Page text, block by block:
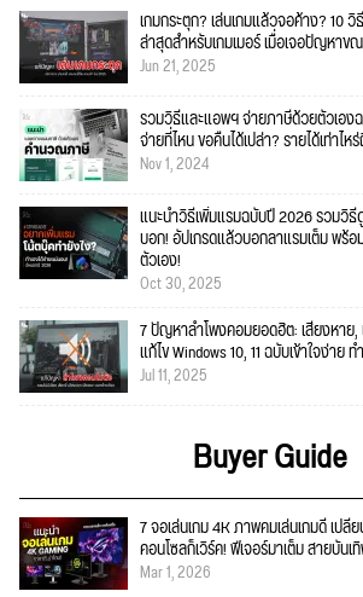
เกมกระตุก? เล่นเกมแล้วจอค้าง? 10
ล่าสุดสำหรับเกมเมอร์ เมื่อเจอปัญหาข
Jun 21, 2025
รวมวิธีและแอพฯ จ่ายภาษีด้วยตัวเอง
จ่ายที่ไหน ขอคืนได้เปล่า? รายได้เท่าไ
Nov 1, 2024
แนะนำวิธีเพิ่มแรมฉบับปี 2026 รวมวิธี
บอก! อัปเกรดแล้วบอกลาแรมเต็ม พร้
ตัวเอง!
Oct 30, 2025
7 ปัญหาลำโพงคอมยอดฮิต: เสียงหาย
แก้ไข Windows 10, 11 ฉบับเข้าใจง่าย ท
Jul 11, 2025
Buyer Guide
7 จอเล่นเกม 4K ภาพคมเล่นเกมดี เป
คอนโซลก็เวิร์ค! ฟีเจอร์มาเต็ม สายบัน
Mar 1, 2026